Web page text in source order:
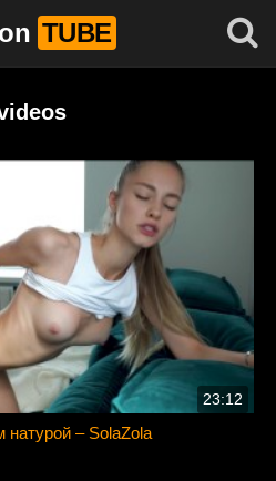
TUBE
23:12
натурой – SolaZola